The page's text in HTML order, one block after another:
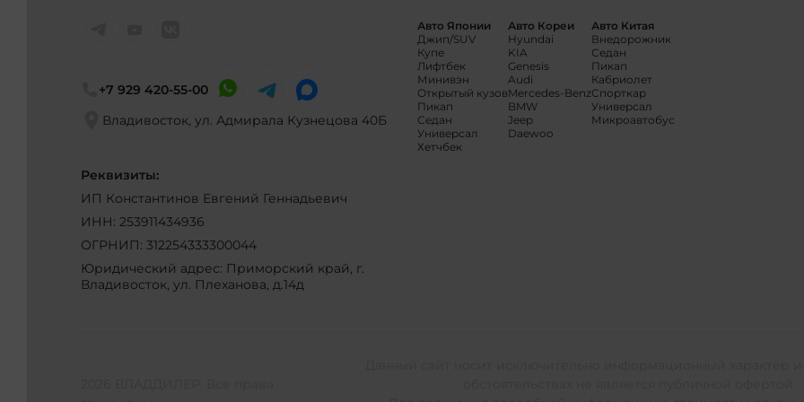
+7 929 420-55-00
Владивосток, ул. Адмирала Кузнецова 40Б
Реквизиты:
ИП Константинов Евгений Геннадьевич
ИНН: 253911434936
ОГРНИП: 312254333300044
Юридический адрес: Приморский край, г.
Владивосток, ул. Плеханова, д.14д
Авто Японии
Джип/SUV
Купе
Лифтбек
Минивэн
Открытый кузов
Пикап
Седан
Универсал
Хетчбек
Авто Кореи
Hyundai
KIA
Genesis
Audi
Mercedes-Benz
BMW
Jeep
Daewoo
Авто Китая
Внедорожник
Седан
Пикап
Кабриолет
Спорткар
Универсал
Микроавтобус